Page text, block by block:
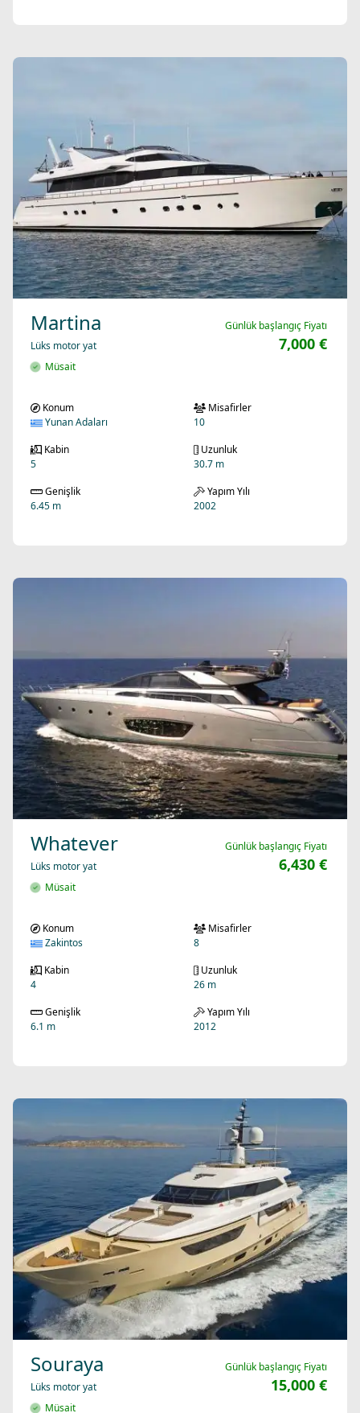
Martina
Lüks motor yat
Müsait
Günlük başlangıç Fiyatı
7,000 €
Konum
Yunan Adaları
Misafirler
10
Kabin
5
Uzunluk
30.7 m
Genişlik
6.45 m
Yapım Yılı
2002
Whatever
Lüks motor yat
Müsait
Günlük başlangıç Fiyatı
6,430 €
Konum
Zakintos
Misafirler
8
Kabin
4
Uzunluk
26 m
Genişlik
6.1 m
Yapım Yılı
2012
Souraya
Lüks motor yat
Müsait
Günlük başlangıç Fiyatı
15,000 €